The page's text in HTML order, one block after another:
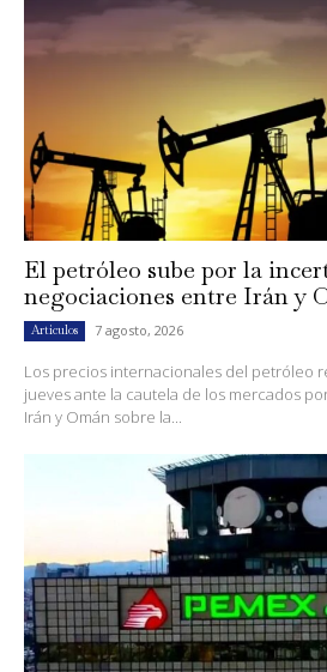
El petróleo sube por la
negociaciones entre Irán y
Artículos 7 agosto, 2026
Los precios internacionales del petróleo
jueves ante la cautela de los mercados
Irán y Omán sobre la...